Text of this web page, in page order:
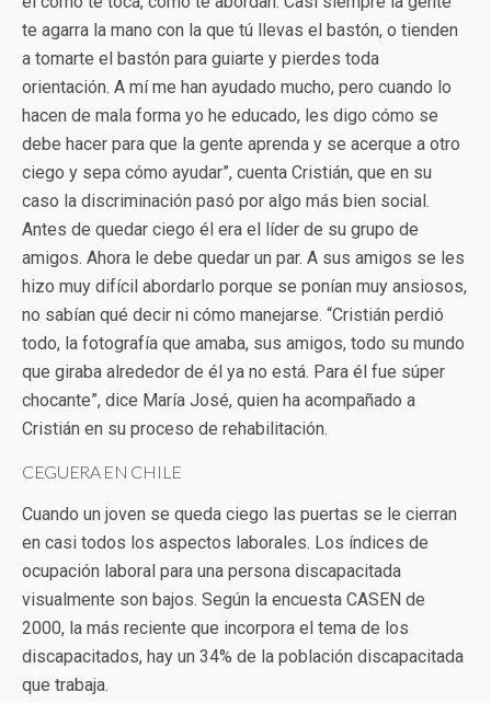
te agarra la mano con la que tú llevas el bastón, o tienden
a tomarte el bastón para guiarte y pierdes toda
orientación. A mí me han ayudado mucho, pero cuando lo
hacen de mala forma yo he educado, les digo cómo se
debe hacer para que la gente aprenda y se acerque a otro
ciego y sepa cómo ayudar”, cuenta Cristián, que en su
caso la discriminación pasó por algo más bien social.
Antes de quedar ciego él era el líder de su grupo de
amigos. Ahora le debe quedar un par. A sus amigos se les
hizo muy difícil abordarlo porque se ponían muy ansiosos,
no sabían qué decir ni cómo manejarse. “Cristián perdió
todo, la fotografía que amaba, sus amigos, todo su mundo
que giraba alrededor de él ya no está. Para él fue súper
chocante”, dice María José, quien ha acompañado a
Cristián en su proceso de rehabilitación.
CEGUERA EN CHILE
Cuando un joven se queda ciego las puertas se le cierran
en casi todos los aspectos laborales. Los índices de
ocupación laboral para una persona discapacitada
visualmente son bajos. Según la encuesta CASEN de
2000, la más reciente que incorpora el tema de los
discapacitados, hay un 34% de la población discapacitada
que trabaja.